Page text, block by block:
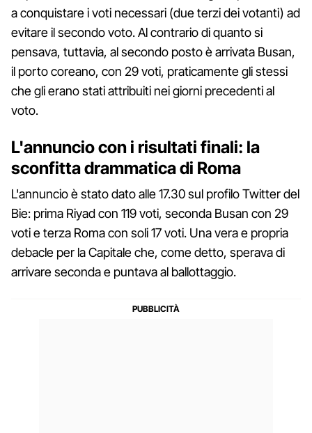
a conquistare i voti necessari (due terzi dei votanti) ad
evitare il secondo voto. Al contrario di quanto si
pensava, tuttavia, al secondo posto è arrivata Busan,
il porto coreano, con 29 voti, praticamente gli stessi
che gli erano stati attribuiti nei giorni precedenti al
voto.
L'annuncio con i risultati finali: la
sconfitta drammatica di Roma
L'annuncio è stato dato alle 17.30 sul profilo Twitter del
Bie: prima Riyad con 119 voti, seconda Busan con 29
voti e terza Roma con soli 17 voti. Una vera e propria
debacle per la Capitale che, come detto, sperava di
arrivare seconda e puntava al ballottaggio.